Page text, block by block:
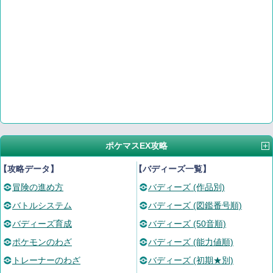
ポケマスEX攻略
攻略データ】
冒険の進め方
バトルシステム
バディーズ育成
ポケモンのわざ
トレーナーのわざ
【バディーズ一覧】
バディーズ (作品別)
バディーズ (図鑑番号順)
バディーズ (50音順)
バディーズ (能力値順)
バディーズ (初期★別)